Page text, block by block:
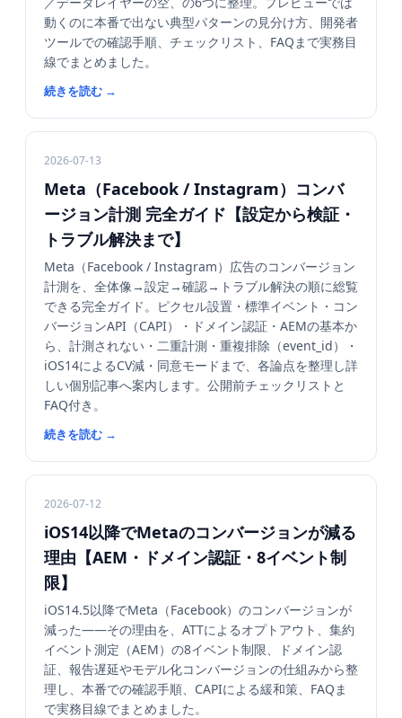
動くのに本番で出ない典型パターンの見分け方、開発者
ツールでの確認手順、チェックリスト、FAQまで実務目
線でまとめました。
続きを読む →
2026-07-13
Meta（Facebook / Instagram）コンバ
ージョン計測 完全ガイド【設定から検証・
トラブル解決まで】
Meta（Facebook / Instagram）広告のコンバージョン
計測を、全体像→設定→確認→トラブル解決の順に総覧
できる完全ガイド。ピクセル設置・標準イベント・コン
バージョンAPI（CAPI）・ドメイン認証・AEMの基本か
ら、計測されない・二重計測・重複排除（event_id）・
iOS14によるCV減・同意モードまで、各論点を整理し詳
しい個別記事へ案内します。公開前チェックリストと
FAQ付き。
続きを読む →
2026-07-12
iOS14以降でMetaのコンバージョンが減る
理由【AEM・ドメイン認証・8イベント制
限】
iOS14.5以降でMeta（Facebook）のコンバージョンが
減った——その理由を、ATTによるオプトアウト、集約
イベント測定（AEM）の8イベント制限、ドメイン認
証、報告遅延やモデル化コンバージョンの仕組みから整
理し、本番での確認手順、CAPIによる緩和策、FAQま
で実務目線でまとめました。